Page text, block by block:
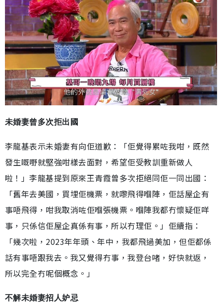
未婚妻曾多次拒出國
李龍基表示未婚妻有向佢道歉：「佢覺得累咗我咁，既然
發生嘅嘢就堅強咁樣去面對，希望佢受教訓重新做人
啦！」李龍基提到原來王青霞曾多次拒絕同佢一同出國：
「舊年去美國，買埋佢機票，就嚟飛得嗰陣，佢話屋企有
事唔飛得，咁我取消咗佢嗰張機票。嗰陣我都冇懷疑佢咩
事，只係信佢屋企真係有事，所以冇理佢。」佢續指：
「幾次啦，2023年年頭、年中，我都飛過美加，但佢都係
話有事唔跟我去。我又覺得冇事，我登台啫，好快就返，
所以完全冇呢個概念。」
不解未婚妻招人妒忌